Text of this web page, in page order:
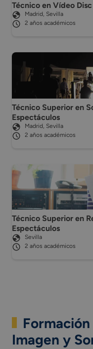
Técnico en Vídeo
Madrid, Sevilla
2 años académicos
Técnico Superior en
Espectáculos
Madrid, Sevilla
2 años académicos
Técnico Superior en
Espectáculos
Sevilla
2 años académicos
Imagen y